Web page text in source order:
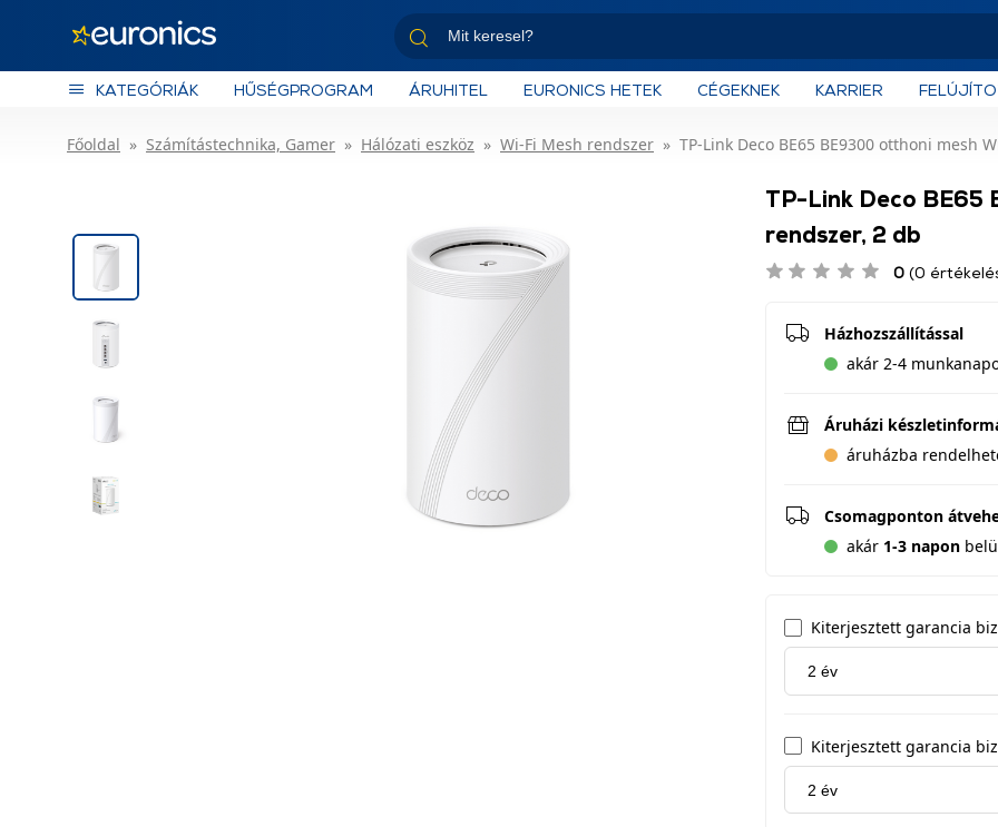
KATEGÓRIÁK HŰSÉGPROGRAM ÁRUHITEL EURONICS HETEK CÉGEKNEK KARRIER
Főoldal Számítástechnika, Gamer Hálózati eszköz Wi-Fi Mesh rendszer TP-Link Deco BE65 BE9300 otthoni mesh
TP-Link Deco BE65
rendszer, 2 db
0 (0
Házhozszállítással
akár 2-4
Áruházi
áruházba
Csomagponton
akár 1-3 napon
Kiterjesztett garancia
Kiterjesztett garancia